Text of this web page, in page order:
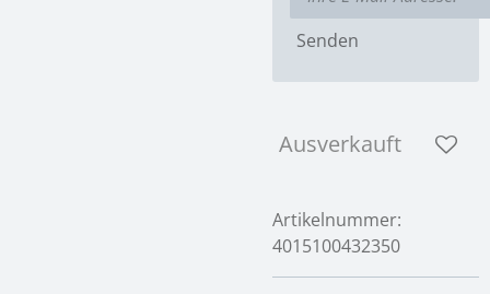
Senden
Ausverkauft
Artikelnummer:
4015100432350